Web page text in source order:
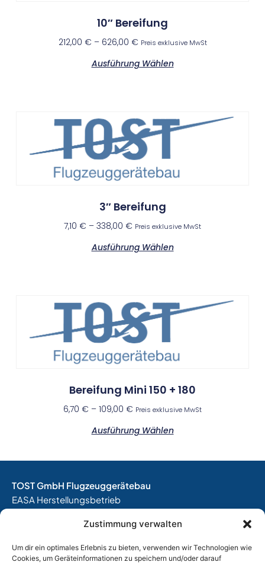
Zustimmung verwalten
Um dir ein optimales Erlebnis zu bieten, verwenden wir Technologien wie
Cookies, um Geräteinformationen zu speichern und/oder darauf
10″ Bereifung
212,00 € – 626,00 € Preis exklusive MwSt
Ausführung Wählen
3″ Bereifung
7,10 € – 338,00 € Preis exklusive MwSt
Ausführung Wählen
Bereifung Mini 150 + 180
6,70 € – 109,00 € Preis exklusive MwSt
Ausführung Wählen
TOST GmbH Flugzeuggerätebau
EASA Herstellungsbetrieb
Entwicklungsbetrieb
Thalkirchner Straße 62